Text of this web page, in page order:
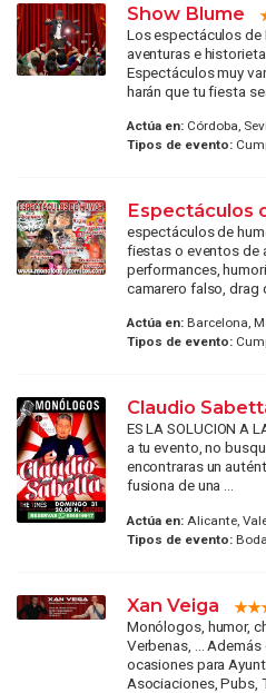
Show Blume
Los espectáculos de
aventuras e
Espectáculos muy
harán que tu fiesta
Actúa en:Córdoba,
Tipos de evento:
Espectáculos
espectáculos de
fiestas o eventos de
performances,
camarero falso, drag
Actúa en:Barcelona,
Tipos de evento:
Claudio
ES LA SOLUCION A
a tu evento, no
encontraras un
fusiona de una ...
Actúa en:Alicante,
Tipos de evento:
Xan Veiga
Monólogos, humor,
Verbenas, ...
ocasiones para
Asociaciones, Pubs,